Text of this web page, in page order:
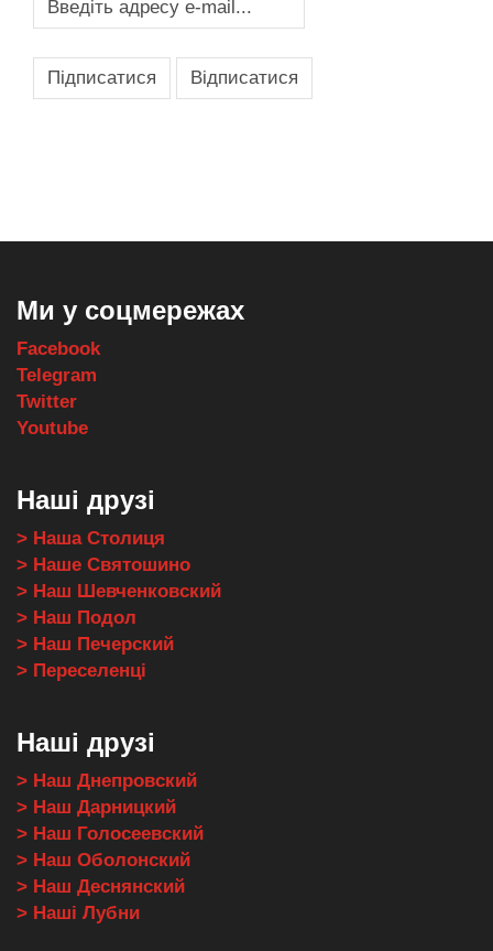
Ми у соцмережах
Facebook
Telegram
Twitter
Youtube
Наші друзі
> Наша Столиця
> Наше Святошино
> Наш Шевченковский
> Наш Подол
> Наш Печерский
> Переселенці
Наші друзі
> Наш Днепровский
> Наш Дарницкий
> Наш Голосеевский
> Наш Оболонский
> Наш Деснянский
> Наші Лубни